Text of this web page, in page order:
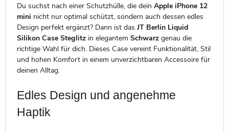
Du suchst nach einer Schutzhülle, die dein Apple iPhone 12
mini nicht nur optimal schützt, sondern auch dessen edles
Design perfekt ergänzt? Dann ist das JT Berlin Liquid
Silikon Case Steglitzin elegantem Schwarzgenau die
richtige Wahl für dich. Dieses Case vereint Funktionalität, Stil
und hohen Komfort in einem unverzichtbaren Accessoire für
deinen Alltag.
Edles Design und angenehme
Haptik